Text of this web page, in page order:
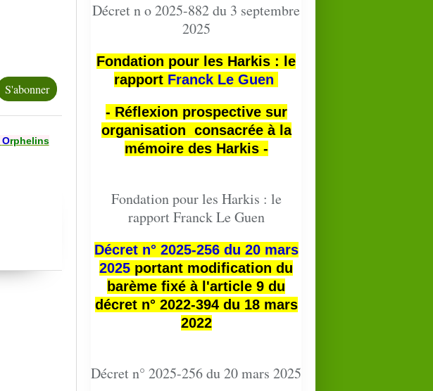
Orphelins
Décret n o 2025-882 du 3 septembre
2025
Fondation pour les Harkis : le
rapport Franck Le Guen
- Réflexion prospective sur
organisation consacrée à la
mémoire des Harkis -
Fondation pour les Harkis : le
rapport Franck Le Guen
Décret n° 2025-256 du 20 mars
2025 portant modification du
barème fixé à l'article 9 du
décret n° 2022-394 du 18 mars
2022
Décret n° 2025-256 du 20 mars 2025